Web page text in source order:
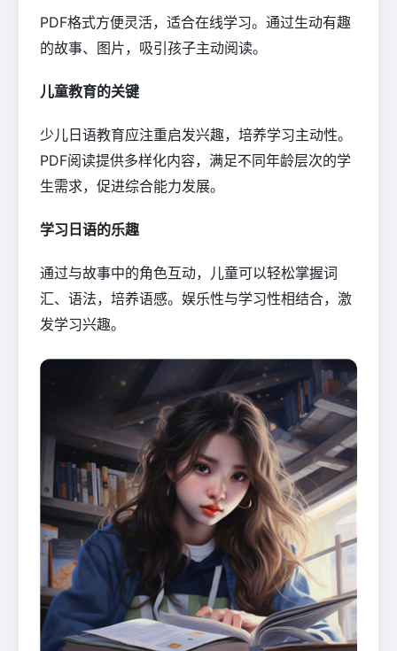
PDF格式方便灵活，适合在线学习。通过生动有趣
的故事、图片，吸引孩子主动阅读。
儿童教育的关键
少儿日语教育应注重启发兴趣，培养学习主动性。
PDF阅读提供多样化内容，满足不同年龄层次的学
生需求，促进综合能力发展。
学习日语的乐趣
通过与故事中的角色互动，儿童可以轻松掌握词
汇、语法，培养语感。娱乐性与学习性相结合，激
发学习兴趣。